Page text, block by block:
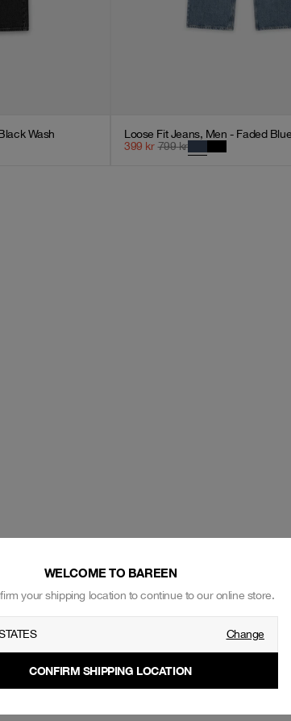
Wash
Loose Fit Jeans, Men - Faded
399 kr 799 kr
WELCOME TO BAREEN
your shipping location to continue to our online store.
Change
CONFIRM SHIPPING LOCATION